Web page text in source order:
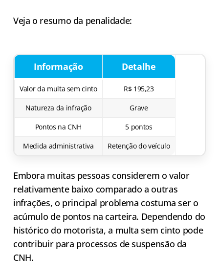
Veja o resumo da penalidade:
Informação Detalhe
Valor da multa sem cinto R$ 195,23
Natureza da infração Grave
Pontos na CNH 5 pontos
Medida administrativa Retenção do veículo
Embora muitas pessoas considerem o valor
relativamente baixo comparado a outras
infrações, o principal problema costuma ser o
acúmulo de pontos na carteira. Dependendo do
histórico do motorista, a multa sem cinto pode
contribuir para processos de suspensão da
CNH.